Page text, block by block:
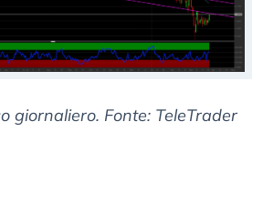
giornaliero. Fonte: TeleTrader